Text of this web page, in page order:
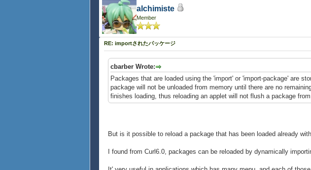
alchimiste
Member
RE: importされたパッケージ
cbarber Wrote:
Packages that are loaded using the 'import' or 'import-package' are
package will not be unloaded from memory until there are no
finishes loading, thus reloading an applet will not flush a package
But is it possible to reload a package that has been loaded already
I found from Curl6.0, packages can be reloaded by dynamically